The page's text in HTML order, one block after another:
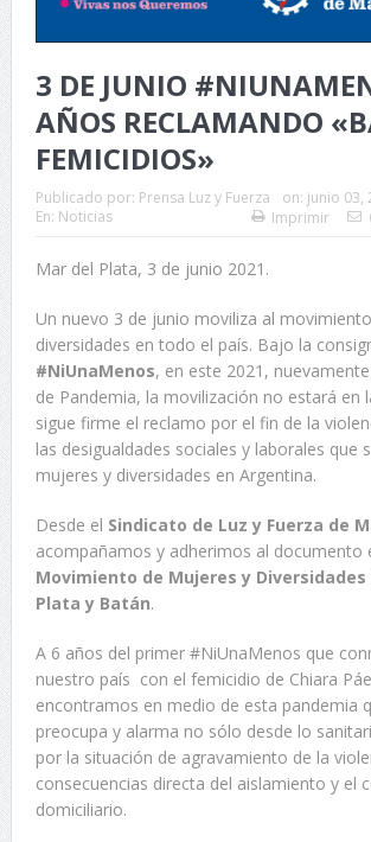
3 DE JUNIO
AÑOS RECLAMANDO
FEMICIDIOS»
Publicado por: Prensa Luz y Fuerza on: junio 03,
En: Noticias Imprimir
Mar del Plata, 3 de junio 2021.
Un nuevo 3 de junio moviliza al
diversidades en todo el país. Bajo la
#NiUnaMenos, en este 2021,
de Pandemia, la movilización no estará en
sigue firme el reclamo por el fin de la
las desigualdades sociales y laborales que
mujeres y diversidades en Argentina.
Desde el Sindicato de Luz y Fuerza de
acompañamos y adherimos al documento
Movimiento de Mujeres y Diversidades
Plata y Batán.
A 6 años del primer #NiUnaMenos que
nuestro país con el femicidio de Chiara
encontramos en medio de esta pandemia
preocupa y alarma no sólo desde lo
por la situación de agravamiento de la
consecuencias directa del aislamiento y el
domiciliario.